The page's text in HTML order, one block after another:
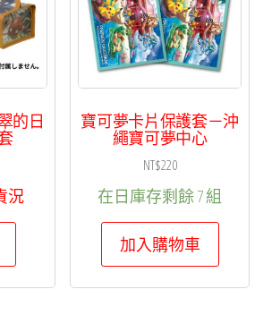
的日
況
寶可夢卡片保護套－沖
繩寶可夢中心
NT$220
在日庫存剩餘 7 組
加入購物車